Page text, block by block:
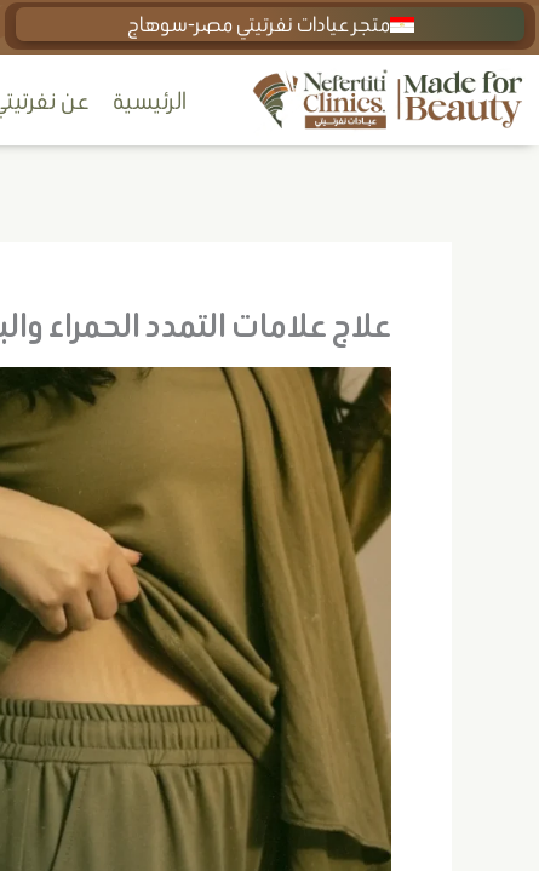
تخطي
إلى
المحتوى
متجر عيادات نفرتيتي مصر-سوهاج
الرئيسية عن
علاج علامات التمدد الحمراء